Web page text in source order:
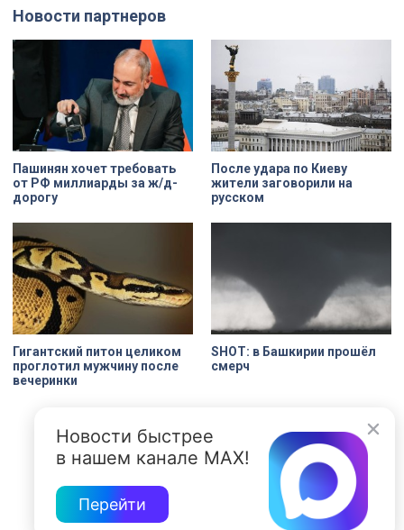
Новости партнеров
Пашинян хочет требовать
от РФ миллиарды за ж/д-
дорогу
После удара по Киеву
жители заговорили на
русском
Гигантский питон целиком
проглотил мужчину после
вечеринки
SHOT: в Башкирии прошёл
смерч
Новости быстрее
в нашем канале MAX!
Перейти